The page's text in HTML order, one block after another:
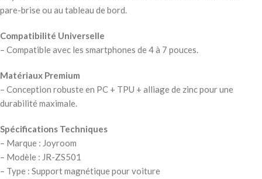
pare-brise ou au tableau de bord.
Compatibilité Universelle
– Compatible avec les smartphones de 4 à 7 pouces.
Matériaux Premium
– Conception robuste en PC + TPU + alliage de zinc pour une
durabilité maximale.
Spécifications Techniques
– Marque : Joyroom
– Modèle : JR-ZS501
– Type : Support magnétique pour voiture